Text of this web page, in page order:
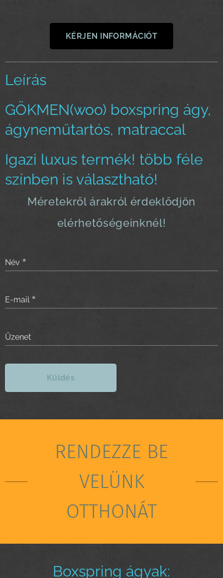
KÉRJEN INFORMÁCIÓT
Leírás
GÖKMEN(woo) boxspring ágy,
ágyneműtartós, matraccal
Igazi luxus termék! több féle
színben is választható!
Méretekről árakról érdeklődjön
elérhetőségeinknél!
Név
E-mail
Üzenet
Küldés
RENDEZZE BE
VELÜNK
OTTHONÁT
Boxspring ágyak: